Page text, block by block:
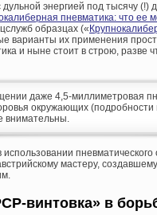
энергией под тысячу
пневматика: что ее
образцах («
варианты их применения
и ныне стоит в строю, разве
даже 4,5-миллиметровая
окружающих (подробности
внимательны.
использовании
мастеру,
винтовка» в